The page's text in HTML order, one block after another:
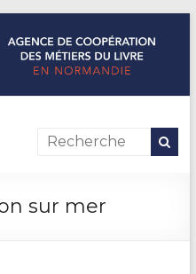
& Lecture
du livre en Normandie
sur mer